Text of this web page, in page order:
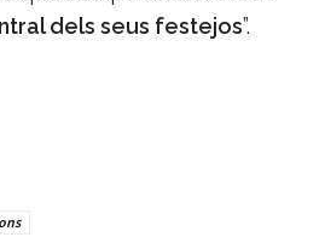
dels seus festejos”.